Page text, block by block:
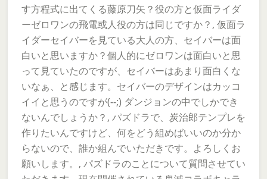
す方程式に出てくる藤原刀矢？役の方と仮面ライダ
ーゼロワンの飛電或人役の方は同じですか？, 仮面ラ
イダーセイバーを見ている大人の方、セイバーは面
白いと思いますか？個人的にゼロワンは面白いと思
って見ていたのですが、セイバーはあまり面白くな
いなぁ、と感じます。セイバーのデザインはカッコ
イイと思うのですが(--;) ダンジョンの中でしかでき
ないんでしょうか？, パズドラで、炭治郎テンプレを
作りたいんですけど、何をどう組めばいいのか分か
らないので、誰か組んでいただきです。よろしくお
願いします。, パズドラのことについて質問させてい